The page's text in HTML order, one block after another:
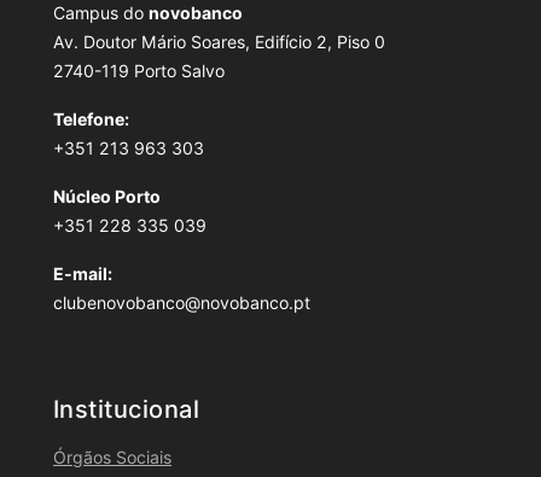
Campus do novobanco
Av. Doutor Mário Soares, Edifício 2, Piso 0
2740-119 Porto Salvo
Telefone:
+351 213 963 303
Núcleo Porto
+351 228 335 039
E-mail:
clubenovobanco@novobanco.pt
Institucional
Órgãos Sociais